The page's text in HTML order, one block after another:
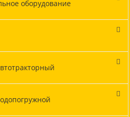
оборудование